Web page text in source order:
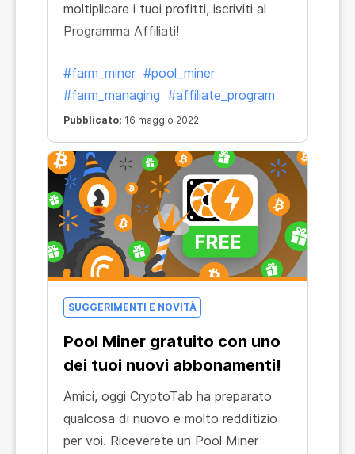
moltiplicare i tuoi profitti, iscriviti al
Programma Affiliati!
#farm_miner #pool_miner
#farm_managing #affiliate_program
Pubblicato: 16 maggio 2022
SUGGERIMENTI E NOVITÀ
Pool Miner gratuito con uno
dei tuoi nuovi abbonamenti!
Amici, oggi CryptoTab ha preparato
qualcosa di nuovo e molto redditizio
per voi. Riceverete un Pool Miner